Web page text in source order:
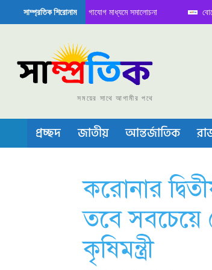
সাম্প্রতিক শিরোনাম
বৈঠক নিয়ে সামাজিক যোগাযোগ মাধ্যমে সমালোচনা বোর্ডের
বা চীপ তৈরিতে নিজের শক্ত অবস্থান জানান দিচ্ছে চীন
সময়ের সাথে আগামীর পথে
প্রচ্ছদ জাতীয় আন্তর্জাতিক
করোনার
তবে সবচেয়ে
কৃষিমন্ত্রী